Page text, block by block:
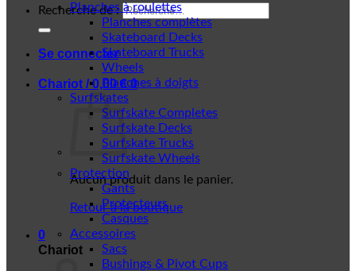
Recherche de :
Se connecter
Chariot /0,00€ 0
Aucun produit dans le panier.
Retour à la boutique
0
Chariot
Planches à roulettes
Planches complètes
Skateboard Decks
Skateboard Trucks
Wheels
Planches à doigts
Surfskates
Surfskate Completes
Surfskate Decks
Surfskate Trucks
Surfskate Wheels
Protection
Gants
Protecteurs
Casques
Accessoires
Sacs
Bushings & Pivot Cups